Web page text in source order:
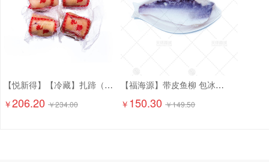
【悦新得】【冷藏】扎蹄（熟的） 5kg
￥206.20 ￥234.00
【福海源】带皮鱼柳 包冰率30% 2.5kg*4包 10kg
￥ 150.30 ￥149.50